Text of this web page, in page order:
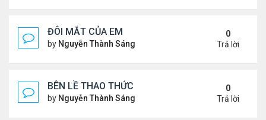
ĐÔI MẮT CỦA EM
by Nguyễn Thành Sáng Thứ 3 Tháng 7 30, 2024 9:08
0
Trả lời
BÊN LỀ THAO THỨC
by Nguyễn Thành Sáng Thứ 4 Tháng 7 24, 2024 10:29
0
Trả lời